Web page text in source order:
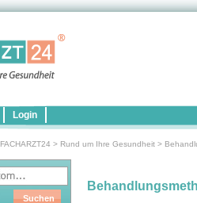
Login
FACHARZT24 > Rund um Ihre Gesundheit >